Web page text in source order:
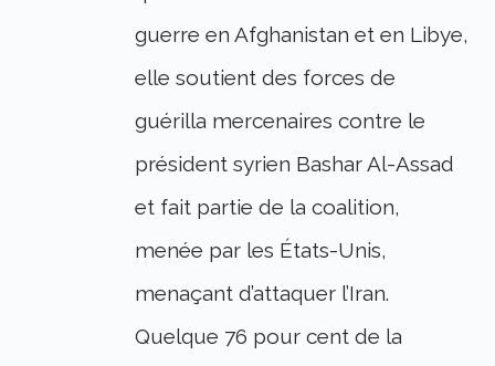
guerre en Afghanistan et en Libye,
elle soutient des forces de
guérilla mercenaires contre le
président syrien Bashar Al-Assad
et fait partie de la coalition,
menée par les États-Unis,
menaçant d’attaquer l’Iran.
Quelque 76 pour cent de la